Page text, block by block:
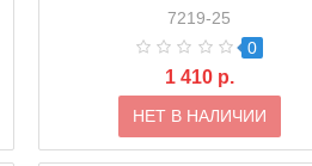
7219-25
0
1 410 р.
НЕТ В НАЛИЧИИ